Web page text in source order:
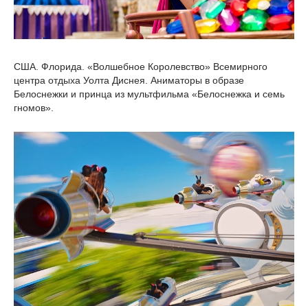
США. Флорида. «Волшебное Королевство» Всемирного
центра отдыха Уолта Диснея. Аниматоры в образе
Белоснежки и принца из мультфильма «Белоснежка и семь
гномов».